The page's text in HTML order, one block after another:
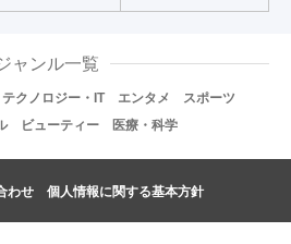
ャンル一覧
テクノロジー・IT エンタメ
スポーツ
ビューティー 医療・科学
わせ 個人情報に関する基本方針